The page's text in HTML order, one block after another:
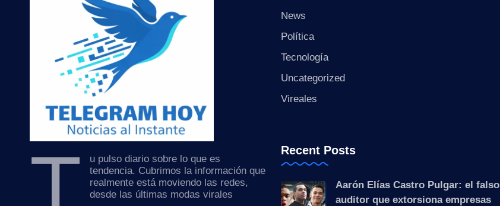
T
u pulso diario sobre lo que es
tendencia. Cubrimos la información que
realmente está moviendo las redes,
desde las últimas modas virales
News
Política
Tecnología
Uncategorized
Vireales
Recent Posts
Aarón Elías Castro Pulgar: el falso
auditor que extorsiona empresas